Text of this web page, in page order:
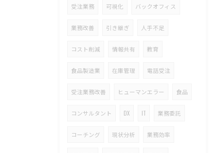
受注業務 可視化 バックオフィス
業務改善 引き継ぎ 人手不足
コスト削減 情報共有 教育
食品製造業 在庫管理 電話受注
受注業務改善 ヒューマンエラー 食品
コンサルタント DX IT 業務委託
コーチング 現状分析 業務効率